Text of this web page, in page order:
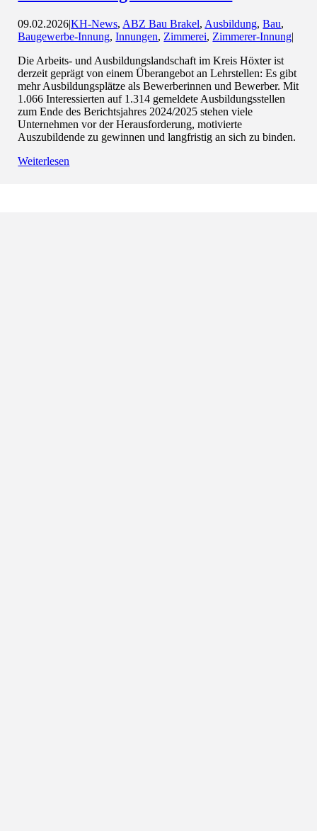
09.02.2026|KH-News, ABZ Bau Brakel, Ausbildung,Bau,
Baugewerbe-Innung,Innungen, Zimmerei, Zimmerer-Innung|
Die Arbeits- und Ausbildungslandschaft im Kreis Höxter ist
derzeit geprägt von einem Überangebot an Lehrstellen: Es gibt
mehr Ausbildungsplätze als Bewerberinnen und Bewerber. Mit
1.066 Interessierten auf 1.314 gemeldete Ausbildungsstellen
zum Ende des Berichtsjahres 2024/2025 stehen viele
Unternehmen vor der Herausforderung, motivierte
Auszubildende zu gewinnen und langfristig an sich zu binden.
Weiterlesen